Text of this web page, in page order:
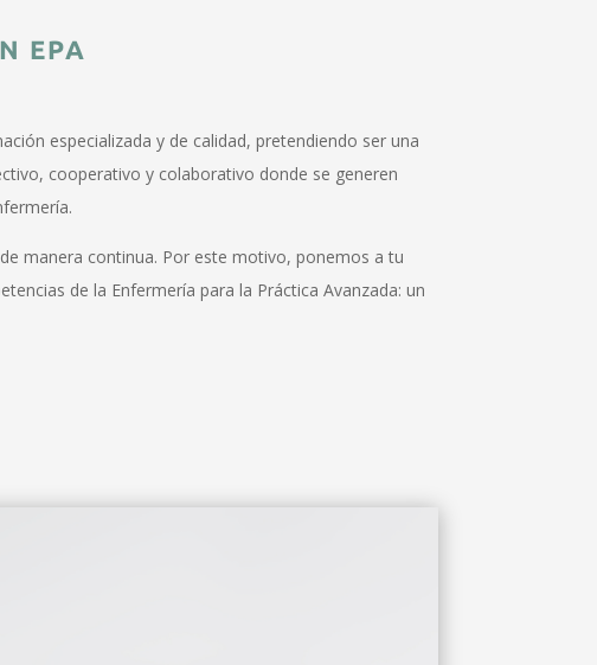
EPA
especializada y de calidad, pretendiendo ser una
cooperativo y colaborativo donde se generen
manera continua. Por este motivo, ponemos a tu
de la Enfermería para la Práctica Avanzada: un